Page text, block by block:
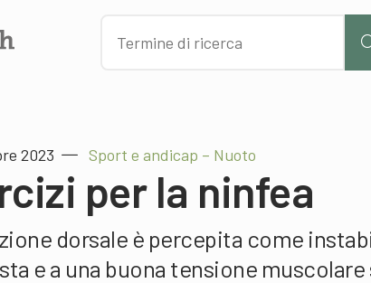
2023 Sport e andicap – Nuoto
per la ninfea
dorsale è percepita come
e a una buona tensione muscolare